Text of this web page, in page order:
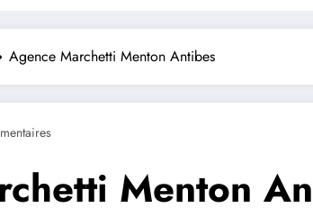
Agence Marchetti Menton Antibes
Menton